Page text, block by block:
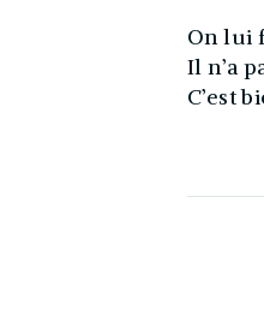
On lui
Il n’a
C’est